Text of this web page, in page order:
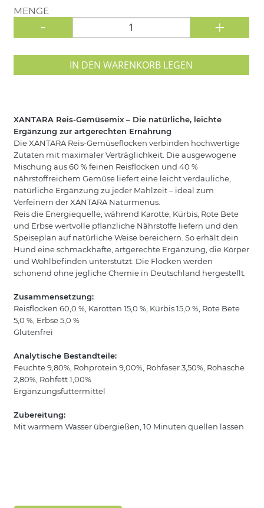
MENGE
- +
IN DEN WARENKORB LEGEN
XANTARA Reis-Gemüsemix – Die natürliche, leichte
Ergänzung zur artgerechten Ernährung
Die XANTARA Reis-Gemüseflocken verbinden hochwertige
Zutaten mit maximaler Verträglichkeit. Die ausgewogene
Mischung aus 60 % feinen Reisflocken und 40 %
nährstoffreichem Gemüse liefert eine leicht verdauliche,
natürliche Ergänzung zu jeder Mahlzeit – ideal zum
Verfeinern der XANTARA Naturmenüs.
Reis die Energiequelle, während Karotte, Kürbis, Rote Bete
und Erbse wertvolle pflanzliche Nährstoffe liefern und den
Speiseplan auf natürliche Weise bereichern. So erhält dein
Hund eine schmackhafte, artgerechte Ergänzung, die Körper
und Wohlbefinden unterstützt. Die Flocken werden
schonend ohne jegliche Chemie in Deutschland hergestellt.
Zusammensetzung:
Reisflocken 60,0 %, Karotten 15,0 %, Kürbis 15,0 %, Rote Bete
5,0 %, Erbse 5,0 %
Glutenfrei
Analytische Bestandteile:
Feuchte 9,80%, Rohprotein 9,00%, Rohfaser 3,50%, Rohasche
2,80%, Rohfett 1,00%
Ergänzungsfuttermittel
Zubereitung:
Mit warmem Wasser übergießen, 10 Minuten quellen lassen